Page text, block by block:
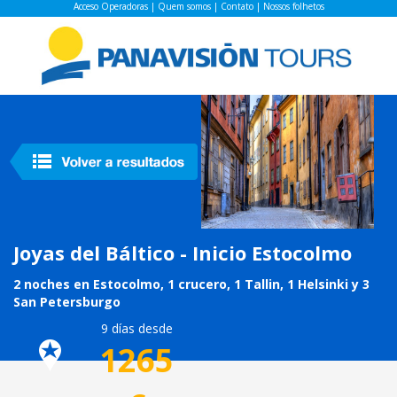
Acceso Operadoras| Quem somos| Contato| Nossos folhetos
Joyas del Báltico - Inicio Estocolmo
2 noches en Estocolmo, 1 crucero, 1 Tallin, 1 Helsinki y 3
San Petersburgo
9 días desde
1265